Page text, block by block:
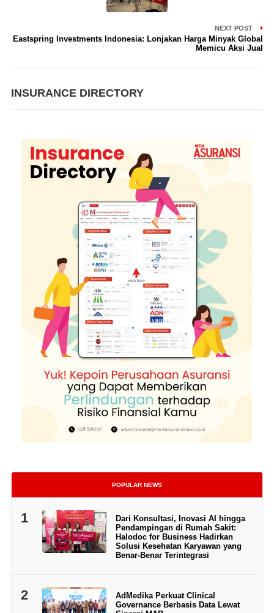
NEXT POST
Eastspring Investments Indonesia: Lonjakan Harga Minyak Global
Memicu Aksi Jual
INSURANCE DIRECTORY
POPULAR NEWS
1
Dari Konsultasi, Inovasi AI hingga
Pendampingan di Rumah Sakit:
Halodoc for Business Hadirkan
Solusi Kesehatan Karyawan yang
Benar-Benar Terintegrasi
2
AdMedika Perkuat Clinical
Governance Berbasis Data Lewat